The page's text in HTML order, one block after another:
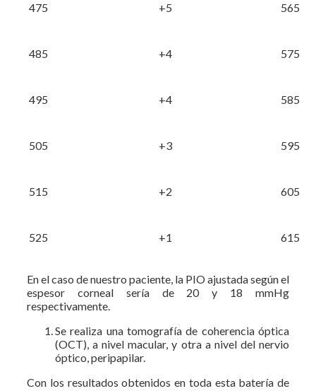
475 +5 565
485 +4 575
495 +4 585
505 +3 595
515 +2 605
525 +1 615
En el caso de nuestro paciente, la PIO ajustada según el
espesor corneal sería de 20 y 18 mmHg
respectivamente.
Se realiza una tomografía de coherencia óptica
(OCT), a nivel macular, y otra a nivel del nervio
óptico, peripapilar.
Con los resultados obtenidos en toda esta batería de